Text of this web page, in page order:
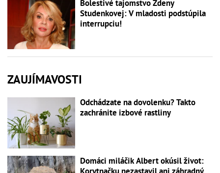
Bolestivé tajomstvo Zdeny
Studenkovej: V mladosti podstúpila
interrupciu!
ZAUJÍMAVOSTI
Odchádzate na dovolenku? Takto
zachránite izbové rastliny
Domáci miláčik Albert okúsil život:
Korytnačku nezastavil ani záhradný